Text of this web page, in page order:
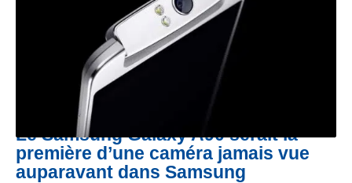
Le Samsung Galaxy A90 serait la
première d’une caméra jamais vue
auparavant dans Samsung